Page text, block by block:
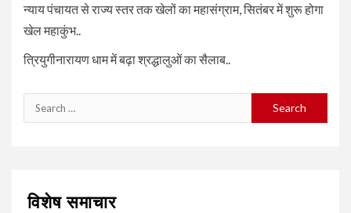
न्याय पंचायत से राज्य स्तर तक खेलों का महासंग्राम, सितंबर में शुरू होगा
खेल महाकुंभ..
त्रियुगीनारायण धाम में बढ़ा श्रद्धालुओं का सैलाब..
Search
for:
विशेष समाचार